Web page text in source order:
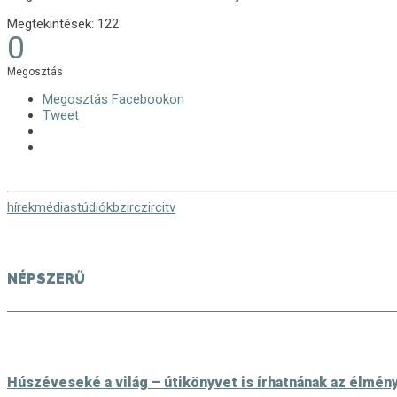
Megtekintések: 122
0
Megosztás
Megosztás Facebookon
Tweet
hírekmédiastúdiókbzirczircitv
NÉPSZERŰ
Húszéveseké a világ – útikönyvet is írhatnának az